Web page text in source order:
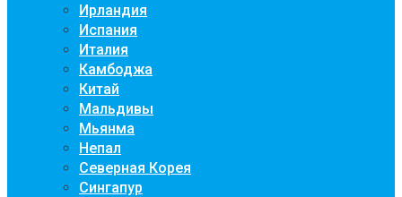
Ирландия
Испания
Италия
Камбоджа
Китай
Мальдивы
Мьянма
Непал
Северная Корея
Сингапур